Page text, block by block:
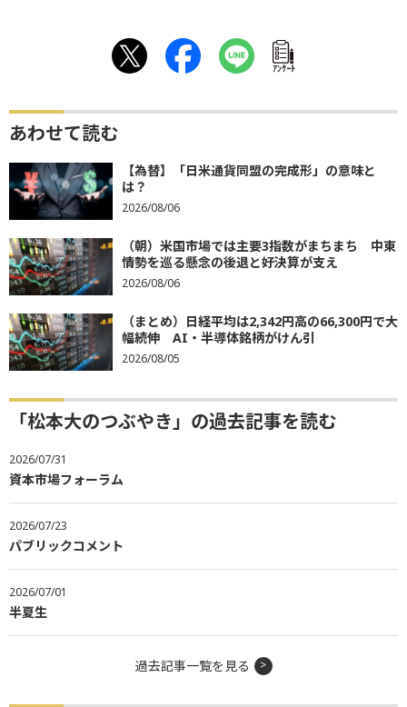
ｱﾝｹｰﾄ
あわせて読む
【為替】「日米通貨同盟の完成形」の意味と
は？
2026/08/06
（朝）米国市場では主要3指数がまちまち 中東
情勢を巡る懸念の後退と好決算が支え
2026/08/06
（まとめ）日経平均は2,342円高の66,300円で大
幅続伸 AI・半導体銘柄がけん引
2026/08/05
「松本大のつぶやき」の過去記事を読む
2026/07/31
資本市場フォーラム
2026/07/23
パブリックコメント
2026/07/01
半夏生
過去記事一覧を見る